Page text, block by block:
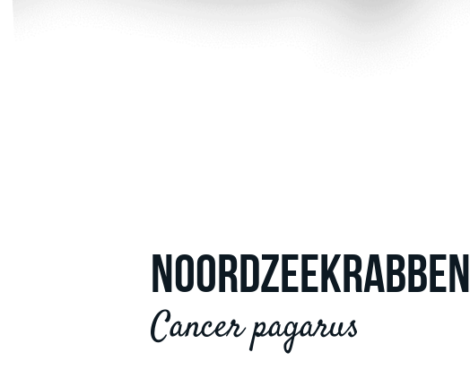
NOORDZEEKRABBEN
Cancer pagarus